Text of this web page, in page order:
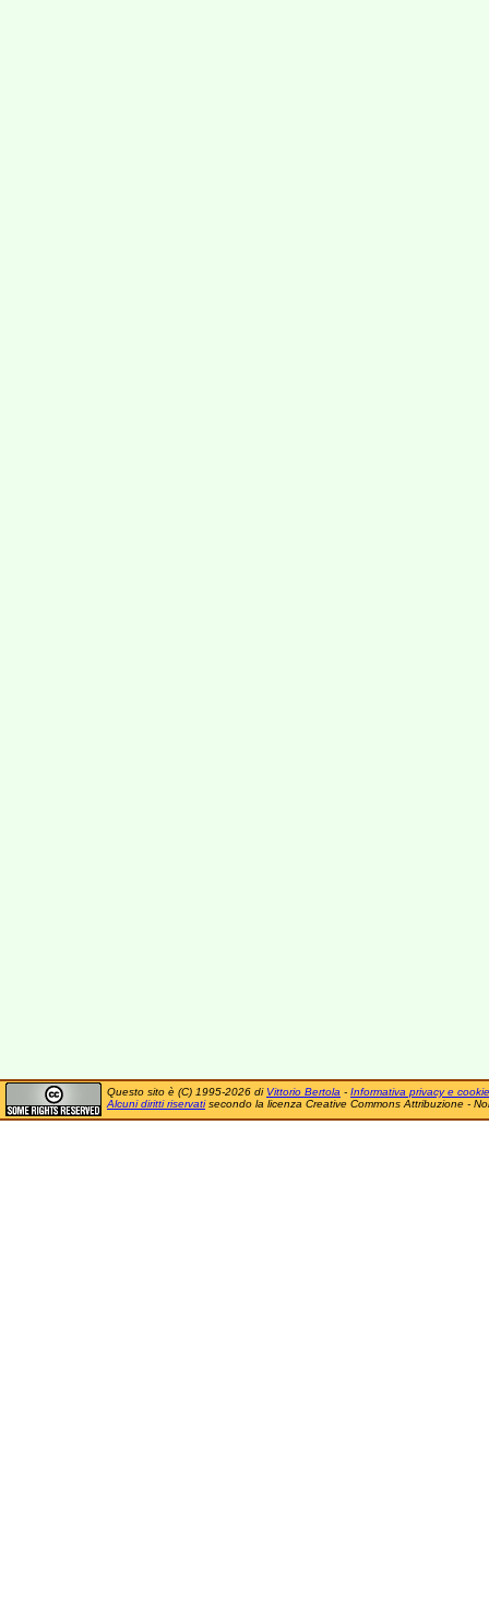
Questo sito è (C) 1995-2026 di Vittorio Bertola - Informativa privacy e cookie
Alcuni diritti riservatisecondo la licenza Creative Commons Attribuzione -